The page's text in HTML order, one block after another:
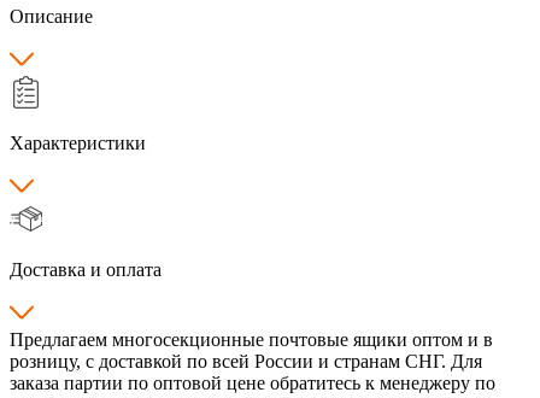
Описание
Характеристики
Доставка и оплата
Предлагаем многосекционные почтовые ящики оптом и в
розницу, с доставкой по всей России и странам СНГ. Для
заказа партии по оптовой цене обратитесь к менеджеру по